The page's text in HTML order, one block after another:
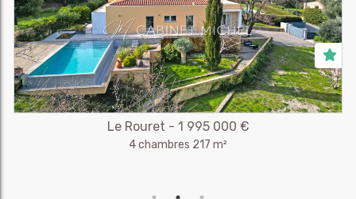
Le Rouret - 1 995 000 €
4 chambres 217 m²